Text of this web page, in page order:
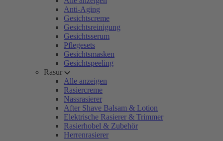
Anti-Aging
Gesichtscreme
Gesichtsreinigung
Gesichtsserum
Pflegesets
Gesichtsmasken
Gesichtspeeling
Rasur
Alle anzeigen
Rasiercreme
Nassrasierer
After Shave Balsam & Lotion
Elektrische Rasierer & Trimmer
Rasierhobel & Zubehör
Herrenrasierer